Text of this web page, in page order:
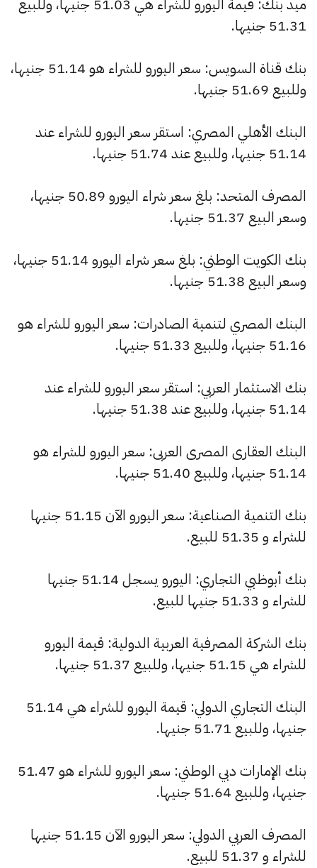
ميد بنك: قيمة اليورو للشراء هي 51.03 جنيها، وللبيع
51.31 جنيها.
بنك قناة السويس: سعر اليورو للشراء هو 51.14 جنيها،
وللبيع 51.69 جنيها.
البنك الأهلي المصري: استقر سعر اليورو للشراء عند
51.14 جنيها، وللبيع عند 51.74 جنيها.
المصرف المتحد: بلغ سعر شراء اليورو 50.89 جنيها،
وسعر البيع 51.37 جنيها.
بنك الكويت الوطني: بلغ سعر شراء اليورو 51.14 جنيها،
وسعر البيع 51.38 جنيها.
البنك المصري لتنمية الصادرات: سعر اليورو للشراء هو
51.16 جنيها، وللبيع 51.33 جنيها.
بنك الاستثمار العربي: استقر سعر اليورو للشراء عند
51.14 جنيها، وللبيع عند 51.38 جنيها.
البنك العقارى المصرى العربى: سعر اليورو للشراء هو
51.14 جنيها، وللبيع 51.40 جنيها.
بنك التنمية الصناعية: سعر اليورو الآن 51.15 جنيها
للشراء و 51.35 للبيع.
بنك أبوظبي التجاري: اليورو يسجل 51.14 جنيها
للشراء و 51.33 جنيها للبيع.
بنك الشركة المصرفية العربية الدولية: قيمة اليورو
للشراء هي 51.15 جنيها، وللبيع 51.37 جنيها.
البنك التجاري الدولي: قيمة اليورو للشراء هي 51.14
جنيها، وللبيع 51.71 جنيها.
بنك الإمارات دبي الوطني: سعر اليورو للشراء هو 51.47
جنيها، وللبيع 51.64 جنيها.
المصرف العربي الدولي: سعر اليورو الآن 51.15 جنيها
للشراء و 51.37 للبيع.